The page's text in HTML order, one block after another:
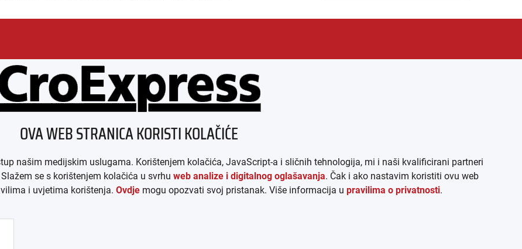
AGB DATENSCHUTZ MEDIADATEN
│ INFORMATIVNI MEDIJ HRVATA IZVAN REPUBLIKE HRVATSKE 2026.
OVA WEB STRANICA KORISTI KOLAČIĆE
našim medijskim uslugama. Korištenjem kolačića, JavaScript-a i sličnih tehnologija, mi i naši kvalificirani partneri
se s korištenjem kolačića u svrhu web analize i digitalnog oglašavanja. Čak i ako nastavim koristiti ovu web
i uvjetima korištenja. Ovdje mogu opozvati svoj pristanak. Više informacija u pravilima o privatnosti.